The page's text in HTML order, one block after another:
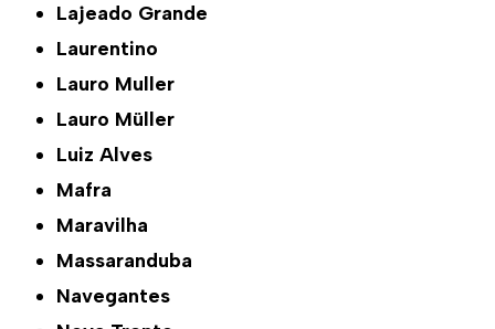
Lajeado Grande
Laurentino
Lauro Muller
Lauro Müller
Luiz Alves
Mafra
Maravilha
Massaranduba
Navegantes